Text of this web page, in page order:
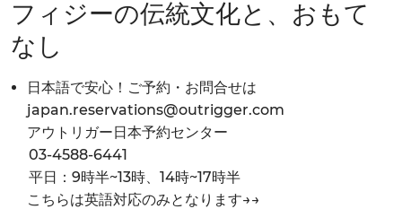
フィジーの伝統文化と、おもて
なし
日本語で安心！ご予約・お問合せは
japan.reservations@outrigger.com
アウトリガー日本予約センター
03-4588-6441
平日：9時半~13時、14時~17時半
こちらは英語対応のみとなります→→